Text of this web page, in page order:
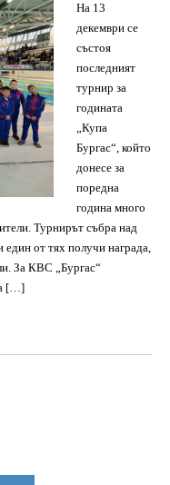
На 13
декември се
състоя
последният
турнир за
годината
„Купа
Бургас“, който
донесе за
поредна
година много
Турнирът събра над
един от тях получи награда,
За КВС „Бургас“
[…]